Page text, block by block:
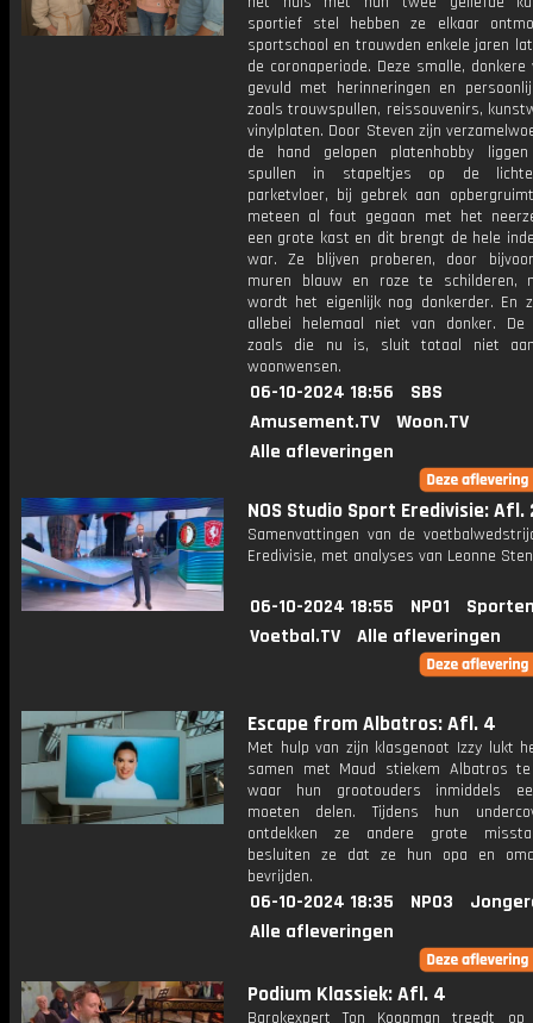
sportief stel hebben ze elkaar
sportschool en trouwden enkele jaren
de coronaperiode. Deze smalle,
gevuld met herinneringen en
zoals trouwspullen, reissouvenirs,
vinylplaten. Door Steven zijn
de hand gelopen platenhobby
spullen in stapeltjes op de
parketvloer, bij gebrek aan
meteen al fout gegaan met het
een grote kast en dit brengt de hele
war. Ze blijven proberen, door
muren blauw en roze te schilderen,
wordt het eigenlijk nog donkerder. En
allebei helemaal niet van donker. De
zoals die nu is, sluit totaal niet
woonwensen.
06-10-2024 18:56
SBS
Amusement.TV
Woon.TV
Alle afleveringen
NOS Studio Sport Eredivisie: Afl.
Samenvattingen van de
Eredivisie, met analyses van Leonne
06-10-2024 18:55 NPO1
Voetbal.TV
Alle afleveringen
Escape from Albatros: Afl. 4
Met hulp van zijn klasgenoot Izzy lukt
samen met Maud stiekem Albatros
waar hun grootouders inmiddels
moeten delen. Tijdens hun
ontdekken ze andere grote
besluiten ze dat ze hun opa en
bevrijden.
06-10-2024 18:35 NPO3
Alle afleveringen
Podium Klassiek: Afl. 4
Barokexpert Ton Koopman treedt